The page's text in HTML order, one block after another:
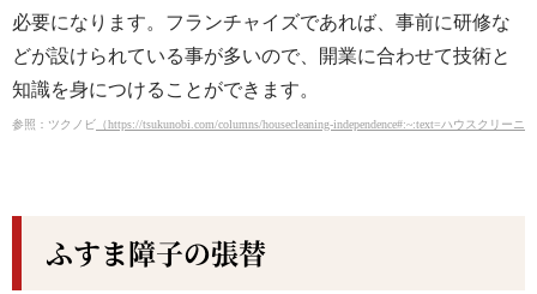
必要になります。フランチャイズであれば、事前に研修な
どが設けられている事が多いので、開業に合わせて技術と
知識を身につけることができます。
参照：ツクノビ （https://tsukunobi.com/columns/housecleaning-independence#:~:text=ハウスクリー
ふすま障子の張替